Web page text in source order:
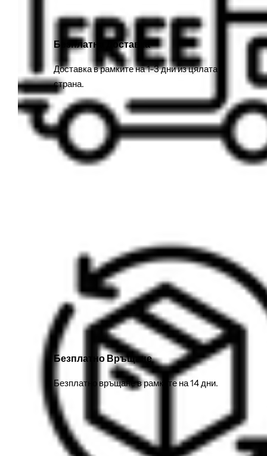
Безплатна Доставка
Доставка в рамките на 1-3 дни из цялата
страна.
Безплатно Връщане
Безплатно връщане в рамките на 14 дни.